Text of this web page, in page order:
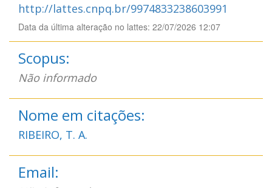
http://lattes.cnpq.br/9974833238603991
Data da última alteração no lattes: 22/07/2026 12:07
Scopus:
Não informado
Nome em citações:
RIBEIRO, T. A.
Email: